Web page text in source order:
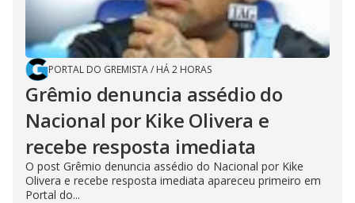
PORTAL DO GREMISTA/ HÁ 2 HORAS
Grêmio denuncia assédio do
Nacional por Kike Olivera e
recebe resposta imediata
O post Grêmio denuncia assédio do Nacional por Kike
Olivera e recebe resposta imediata apareceu primeiro em
Portal do...